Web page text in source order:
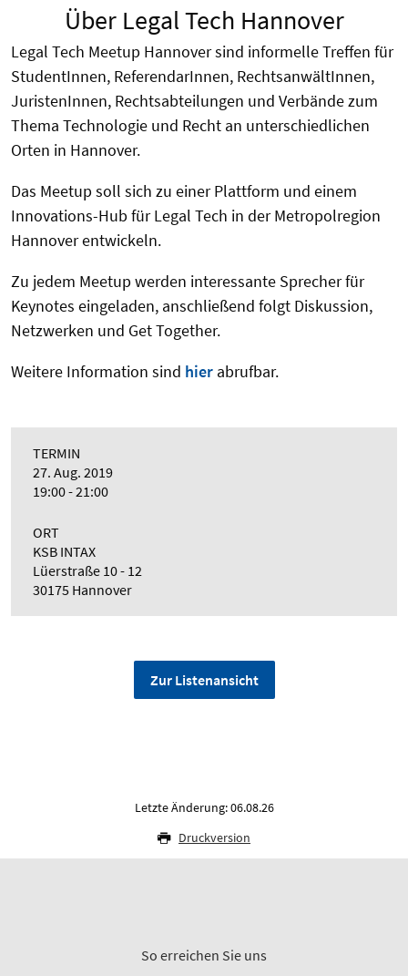
Über Legal Tech Hannover
Legal Tech Meetup Hannover sind informelle Treffen für
StudentInnen, ReferendarInnen, RechtsanwältInnen,
JuristenInnen, Rechtsabteilungen und Verbände zum
Thema Technologie und Recht an unterschiedlichen
Orten in Hannover.
Das Meetup soll sich zu einer Plattform und einem
Innovations-Hub für Legal Tech in der Metropolregion
Hannover entwickeln.
Zu jedem Meetup werden interessante Sprecher für
Keynotes eingeladen, anschließend folgt Diskussion,
Netzwerken und Get Together.
Weitere Information sind hier abrufbar.
TERMIN
27. Aug. 2019
19:00 - 21:00
ORT
KSB INTAX
Lüerstraße 10 - 12
30175 Hannover
Zur Listenansicht
Letzte Änderung: 06.08.26
Druckversion
So erreichen Sie uns